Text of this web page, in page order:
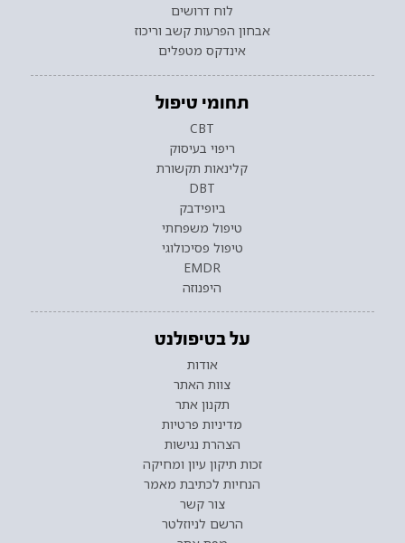
לוח דרושים
אבחון הפרעות קשב וריכוז
אינדקס מטפלים
תחומי טיפול
CBT
ריפוי בעיסוק
קלינאות תקשורת
DBT
ביופידבק
טיפול משפחתי
טיפול פסיכולוגי
EMDR
היפנוזה
על בטיפולנט
אודות
צוות האתר
תקנון אתר
מדיניות פרטיות
הצהרת נגישות
זכות תיקון עיון ומחיקה
הנחיות לכתיבת מאמר
צור קשר
הרשם לניוזלטר